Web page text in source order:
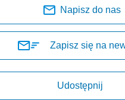
Napisz do nas
Zapisz się na
Udostępnij